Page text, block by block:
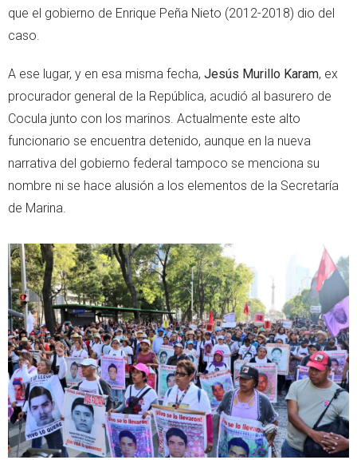
que el gobierno de Enrique Peña Nieto (2012-2018) dio del
caso.
A ese lugar, y en esa misma fecha, Jesús Murillo Karam, ex
procurador general de la República, acudió al basurero de
Cocula junto con los marinos. Actualmente este alto
funcionario se encuentra detenido, aunque en la nueva
narrativa del gobierno federal tampoco se menciona su
nombre ni se hace alusión a los elementos de la Secretaría
de Marina.